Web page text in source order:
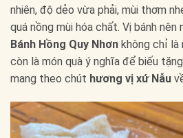
nhiên, độ dẻo vừa phải, mùi thơm
quá nồng mùi hóa chất. Vị bánh
Bánh Hồng Quy Nhơn không chỉ là
còn là món quà ý nghĩa để biếu
mang theo chút hương vị xứ Nẫu